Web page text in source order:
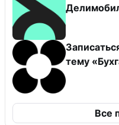
тему
Все